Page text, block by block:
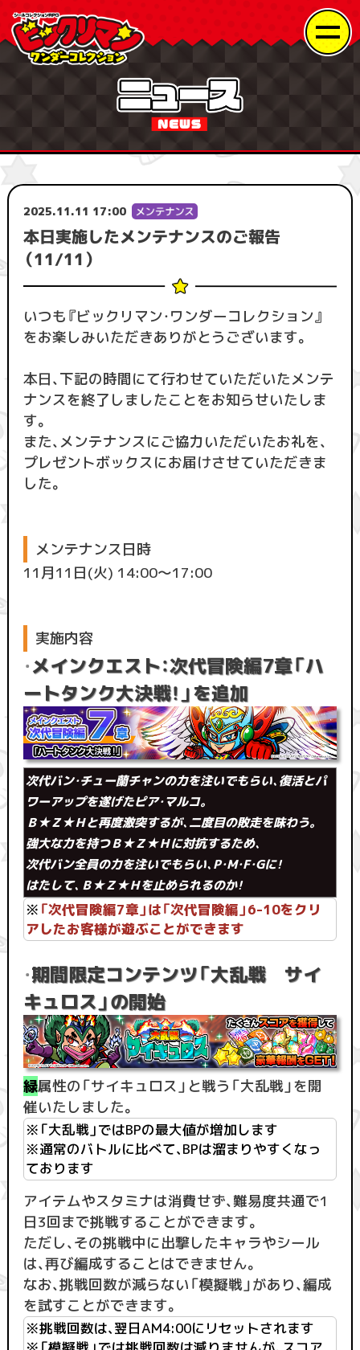
2025.11.11 17:00
本日実施したメンテナンスのご報告
（11/11）
いつも『ビックリマン・ワンダーコレクション』
をお楽しみいただきありがとうございます。
本日、下記の時間にて行わせていただいたメンテ
ナンスを終了しましたことをお知らせいたしま
す。
また、メンテナンスにご協力いただいたお礼を、
プレゼントボックスにお届けさせていただきま
した。
メンテナンス日時
11月11日(火) 14:00〜17:00
実施内容
・メインクエスト：次代冒険編7章「ハ
ートタンク大決戦！」を追加
次代バン・チュー蘭チャンの力を注いでもらい、復活とパ
ワーアップを遂げたピア・マルコ。
Ｂ★Ｚ★Ｈと再度激突するが、二度目の敗走を味わう。
強大な力を持つＢ★Ｚ★Ｈに対抗するため、
次代バン全員の力を注いでもらい、P・M・F・Gに！
はたして、Ｂ★Ｚ★Ｈを止められるのか！
※ 「次代冒険編7章」は「次代冒険編」6-10をクリ
アしたお客様が遊ぶことができます
・期間限定コンテンツ「大乱戦 サイ
キュロス」の開始
緑属性の「サイキュロス」と戦う「大乱戦」を開
催いたしました。
※「大乱戦」ではBPの最大値が増加します
※通常のバトルに比べて、BPは溜まりやすくなっ
ております
アイテムやスタミナは消費せず、難易度共通で1
日3回まで挑戦することができます。
ただし、その挑戦中に出撃したキャラやシール
は、再び編成することはできません。
なお、挑戦回数が減らない「模擬戦」があり、編成
を試すことができます。
※挑戦回数は、翌日AM4:00にリセットされます